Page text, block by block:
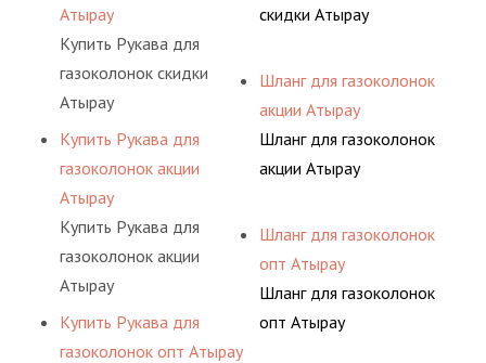
Атырау
Купить Рукава для
газоколонок скидки
Атырау
Купить Рукава для
газоколонок акции
Атырау
Купить Рукава для
газоколонок акции
Атырау
Купить Рукава для
газоколонок опт Атырау
скидки Атырау
Шланг для газоколонок
акции Атырау
Шланг для газоколонок
акции Атырау
Шланг для газоколонок
опт Атырау
Шланг для газоколонок
опт Атырау